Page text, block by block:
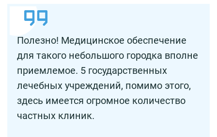
Полезно! Медицинское обеспечение
для такого небольшого городка вполне
приемлемое. 5 государственных
лечебных учреждений, помимо этого,
здесь имеется огромное количество
частных клиник.